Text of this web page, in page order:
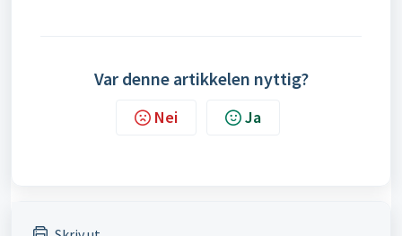
Var denne artikkelen nyttig?
Nei Ja